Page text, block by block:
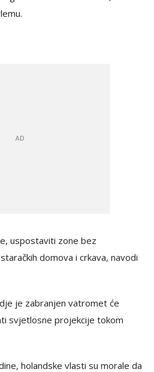
uspostaviti zone bez
domova i crkava, navodi
je zabranjen vatromet će
svjetlosne projekcije tokom
holandske vlasti su morale da